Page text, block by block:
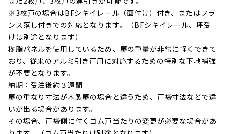
※3枚戸の場合はBFシキイレール（面付け）付き、またはフラ
ンス落し付きでの対応となります。（BFシキイレール、坪受
けは別途となります）
樹脂パネルを使用しているため、扉の重量が非常に軽くできて
おり、従来のアルミ引き戸用に対応するための特別な下地補強
が不要となります。
納期：受注後約３週間
扉の重なり寸法が木製扉の場合と違うため、戸袋寸法などで違
いが出る場合があります。
その場合、戸袋側に付くゴム戸当たりの変更が必要な場合があ